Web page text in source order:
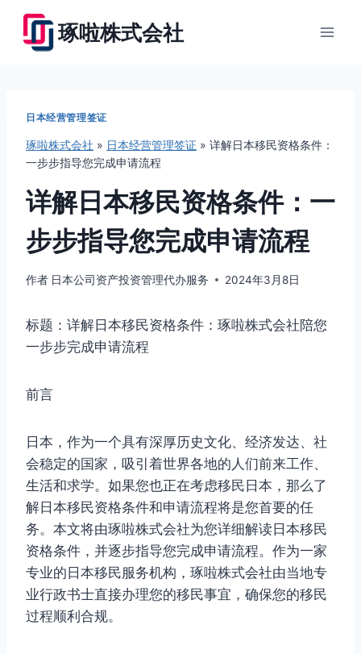
琢啦株式会社
日本经营管理签证
琢啦株式会社 » 日本经营管理签证 » 详解日本移民资格条件：
一步步指导您完成申请流程
详解日本移民资格条件：一
步步指导您完成申请流程
作者 日本公司资产投资管理代办服务 2024年3月8日
标题：详解日本移民资格条件：琢啦株式会社陪您
一步步完成申请流程
前言
日本，作为一个具有深厚历史文化、经济发达、社
会稳定的国家，吸引着世界各地的人们前来工作、
生活和求学。如果您也正在考虑移民日本，那么了
解日本移民资格条件和申请流程将是您首要的任
务。本文将由琢啦株式会社为您详细解读日本移民
资格条件，并逐步指导您完成申请流程。作为一家
专业的日本移民服务机构，琢啦株式会社由当地专
业行政书士直接办理您的移民事宜，确保您的移民
过程顺利合规。